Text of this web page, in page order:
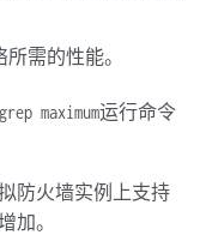
需的性能。
maximum运行命令
防火墙实例上支持
加。